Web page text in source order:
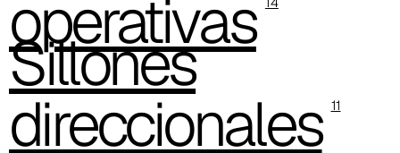
C 385
C 38P
operativas
Sillones
direccionales 11